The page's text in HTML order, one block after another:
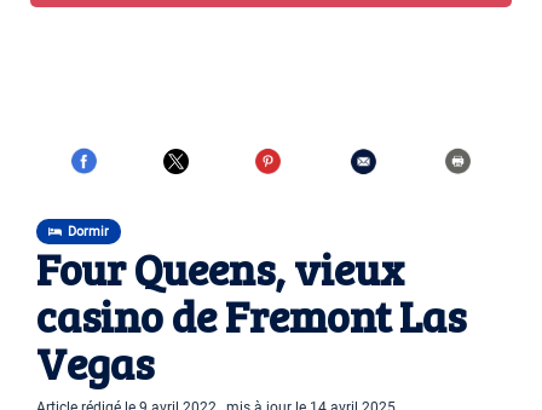
Dormir
Four Queens, vieux
casino de Fremont Las
Vegas